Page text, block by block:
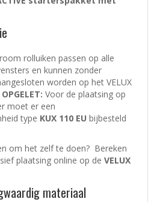
rolluiken passen op alle
en kunnen zonder
worden op het VELUX
OPGELET: Voor de plaatsing op
moet er een
type KUX 110 EU bijbesteld
om het zelf te doen? Bereken
plaatsing online op de VELUX
materiaal